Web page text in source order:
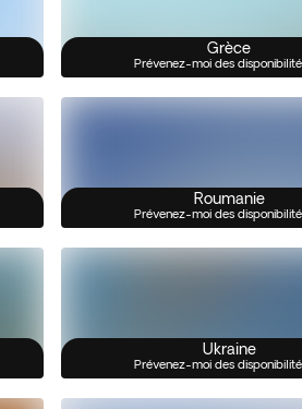
Grèce
Prévenez-moi des
Roumanie
Prévenez-moi des
Ukraine
Prévenez-moi des